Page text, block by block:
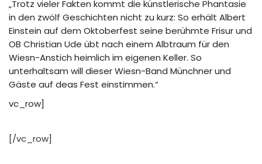
„Trotz vieler Fakten kommt die künstlerische Phantasie
in den zwölf Geschichten nicht zu kurz: So erhält Albert
Einstein auf dem Oktoberfest seine berühmte Frisur und
OB Christian Ude übt nach einem Albtraum für den
Wiesn-Anstich heimlich im eigenen Keller. So
unterhaltsam will dieser Wiesn-Band Münchner und
Gäste auf deas Fest einstimmen.“
vc_row]
[/vc_row]